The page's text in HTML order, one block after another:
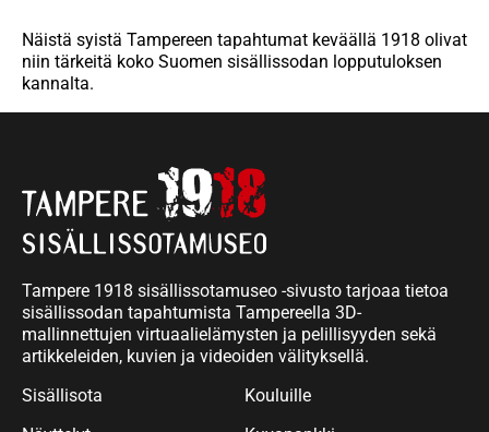
Näistä syistä Tampereen tapahtumat keväällä 1918 olivat
niin tärkeitä koko Suomen sisällissodan lopputuloksen
kannalta.
Tampere 1918 sisällissotamuseo -sivusto tarjoaa tietoa
sisällissodan tapahtumista Tampereella 3D-
mallinnettujen virtuaalielämysten ja pelillisyyden sekä
artikkeleiden, kuvien ja videoiden välityksellä.
Sisällisota
Kouluille